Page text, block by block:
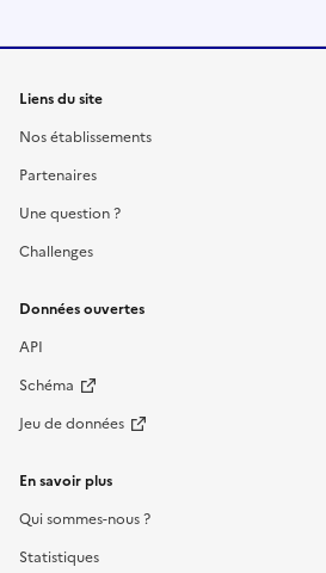
Liens du site
Nos établissements
Partenaires
Une question ?
Challenges
Données ouvertes
API
Schéma
Jeu de données
En savoir plus
Qui sommes-nous ?
Statistiques